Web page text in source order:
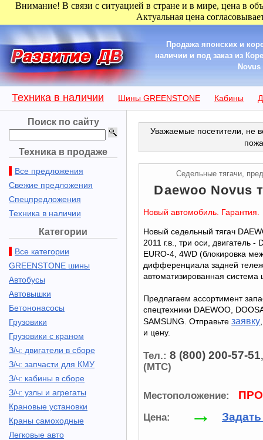
Внимание! В связи с ситуацией в стране и в мире, цена в
Актуальная цена
Продажа японских и
наличии и под заказ из
Novus
Техника в наличии Шины GREENSTONE Кабины
Поиск по сайту
Техника в продаже
Все предложения
Свежие предложения
Спецпредложения
Техника в наличии
Категории
Все категории
GREENSTONE шины
Автобусы
Автовышки
Бетононасосы
Грузовики
Грузовики с краном
З/ч: двигатели в сборе
З/ч: запчасти для КМУ
З/ч: кабины в сборе
З/ч: узлы и агрегаты
Крановые установки
Краны самоходные
Легковые авто
Уважаемые посетители, не
Седельные тягачи,
Daewoo Novus
Новый автомобиль. Гарантия.
Новый седельный тягач
2011 г.в., три оси, двигатель -
EURO-4, 4WD (блокировка
дифференциала задней
автоматизированная система
Предлагаем ассортимент
спецтехники DAEWOO,
SAMSUNG. Отправьтезаявку
и цену.
Тел.:8 (800) 200-57-51
(МТС)
Местоположение:
Цена: →